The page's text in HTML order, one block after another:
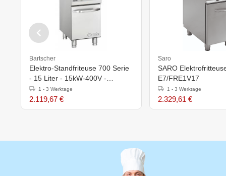
Bartscher
Elektro-Standfriteuse 700 Serie
- 15 Liter - 15kW-400V -
400x700x(h)850-900mm
1 - 3 Werktage
2.119,67 €
Saro
SARO
E7/FRE1V17
1 - 3 Werktage
2.329,61 €